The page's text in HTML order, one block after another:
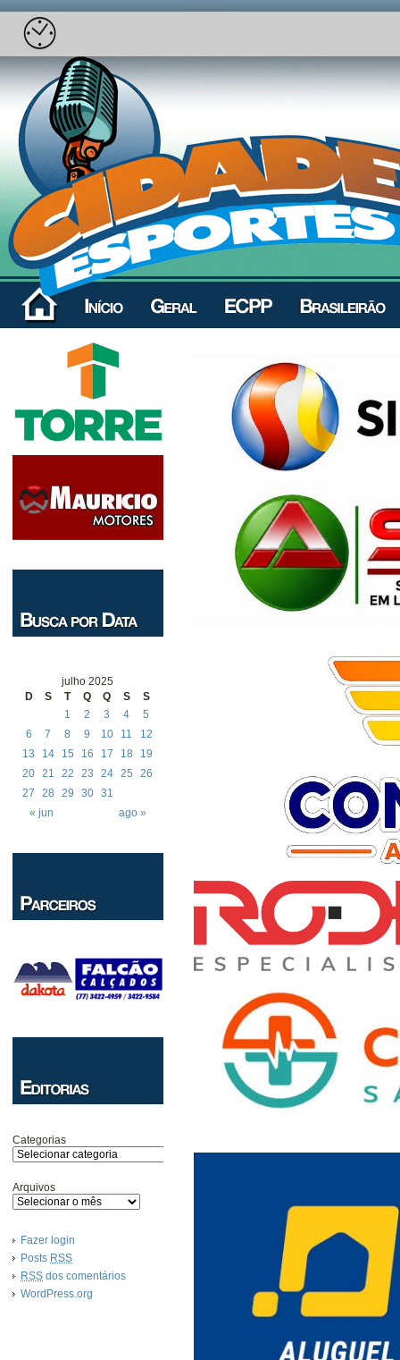
julho 2025
D
S T Q Q S S
« jun ago »
1 2 3 4
5
6
7 8 9 10 11
12
13
14 15 16 17 18
19
20 21 22 23 24 25
26
27
28 29 30 31
Categorias
Arquivos
Fazer login
Posts RSS
RSS dos comentários
WordPress.org